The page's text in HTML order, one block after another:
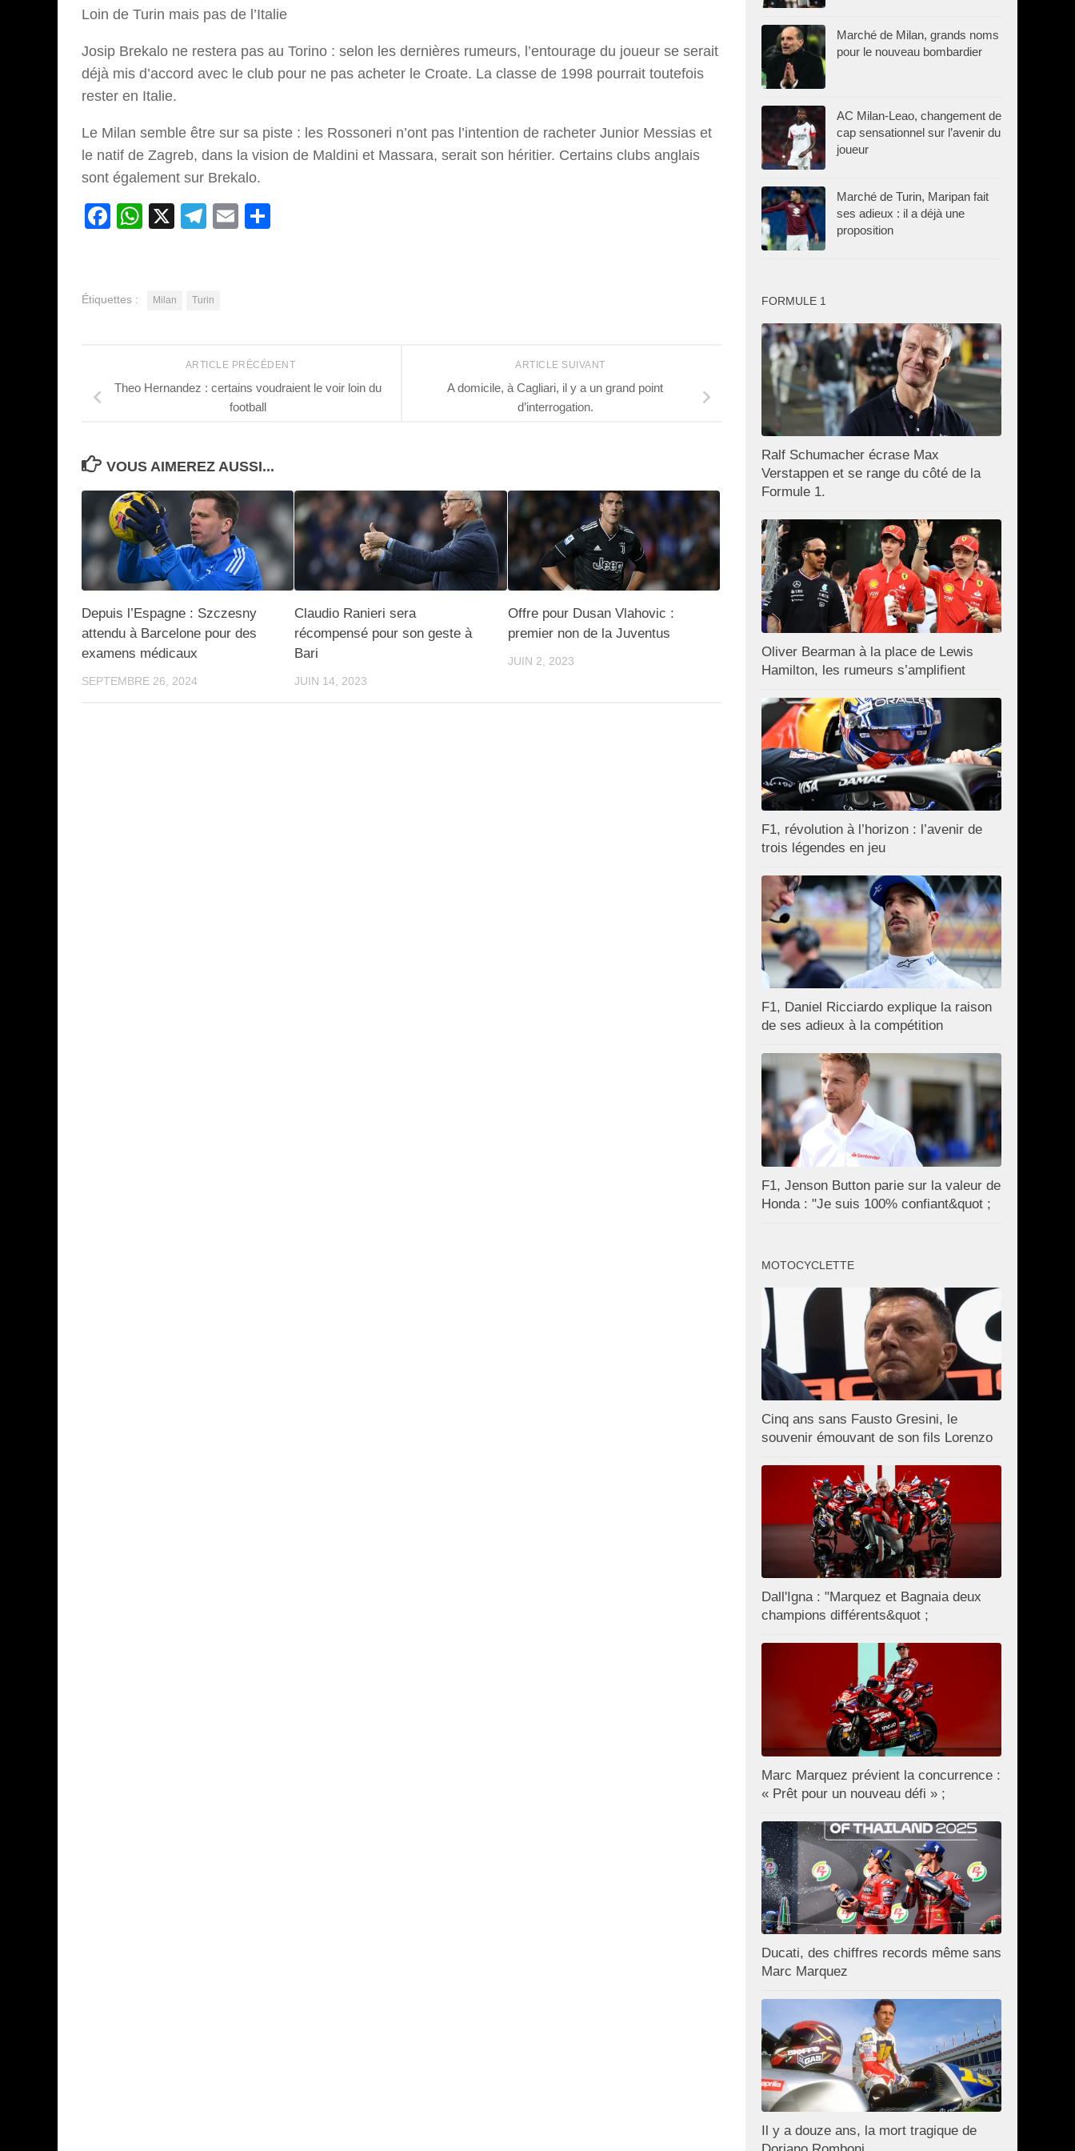
Loin de Turin mais pas de l’Italie
Josip Brekalo ne restera pas au Torino : selon les dernières rumeurs, l’entourage du joueur se serait
déjà mis d’accord avec le club pour ne pas acheter le Croate. La classe de 1998 pourrait toutefois
rester en Italie.
Le Milan semble être sur sa piste : les Rossoneri n’ont pas l’intention de racheter Junior Messias et
le natif de Zagreb, dans la vision de Maldini et Massara, serait son héritier. Certains clubs anglais
sont également sur Brekalo.
Facebook
WhatsApp
X Telegram
Email
Étiquettes : Milan Turin
ARTICLE SUIVANT
A domicile, à Cagliari, il y a un grand point
d’interrogation.
ARTICLE PRÉCÉDENT
Theo Hernandez : certains voudraient le voir loin du
football
VOUS AIMEREZ AUSSI...
Depuis l’Espagne : Szczesny
attendu à Barcelone pour des
examens médicaux
SEPTEMBRE 26, 2024
Claudio Ranieri sera
récompensé pour son geste à
Bari
JUIN 14, 2023
Offre pour Dusan Vlahovic :
premier non de la Juventus
JUIN 2, 2023
Marché de Milan, grands noms
pour le nouveau bombardier
AC Milan-Leao, changement de
cap sensationnel sur l’avenir du
joueur
Marché de Turin, Maripan fait
ses adieux : il a déjà une
proposition
FORMULE 1
Ralf Schumacher écrase Max
Verstappen et se range du côté de la
Formule 1.
Oliver Bearman à la place de Lewis
Hamilton, les rumeurs s’amplifient
F1, révolution à l’horizon : l’avenir de
trois légendes en jeu
F1, Daniel Ricciardo explique la raison
de ses adieux à la compétition
F1, Jenson Button parie sur la valeur de
Honda : "Je suis 100% confiant&quot ;
MOTOCYCLETTE
Cinq ans sans Fausto Gresini, le
souvenir émouvant de son fils Lorenzo
Dall'Igna : "Marquez et Bagnaia deux
champions différents&quot ;
Marc Marquez prévient la concurrence :
« Prêt pour un nouveau défi » ;
Ducati, des chiffres records même sans
Marc Marquez
Il y a douze ans, la mort tragique de